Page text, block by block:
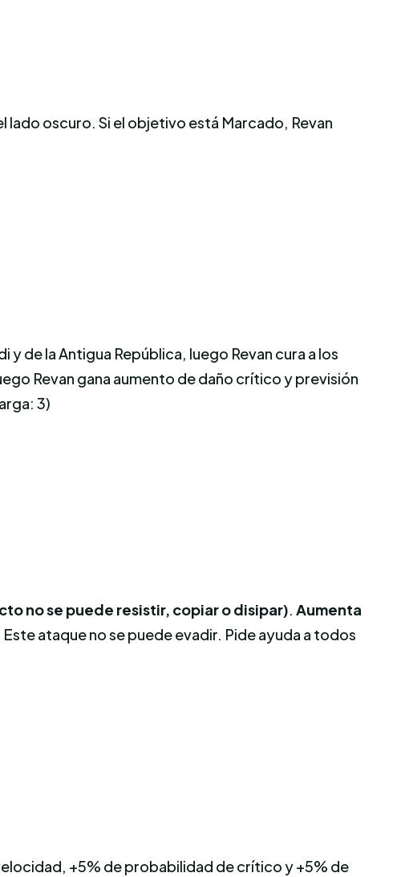
lado oscuro. Si el objetivo está Marcado, Revan
de la Antigua República, luego Revan cura a los
Revan gana aumento de daño crítico y previsión
3)
no se puede resistir, copiar o disipar).Aumenta
ataque no se puede evadir. Pide ayuda a todos
+5% de probabilidad de crítico y +5% de